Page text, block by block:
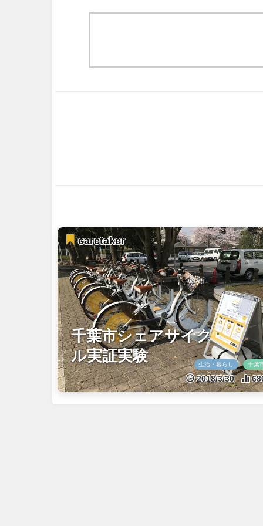
caretaker
千葉市シェアサイク
ル実証実験
生活・暮らし 千葉
2018/3/30